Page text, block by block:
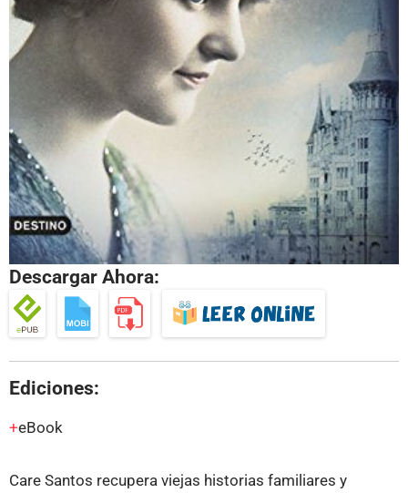
Descargar Ahora:
Ediciones:
eBook
Care Santos recupera viejas historias familiares y